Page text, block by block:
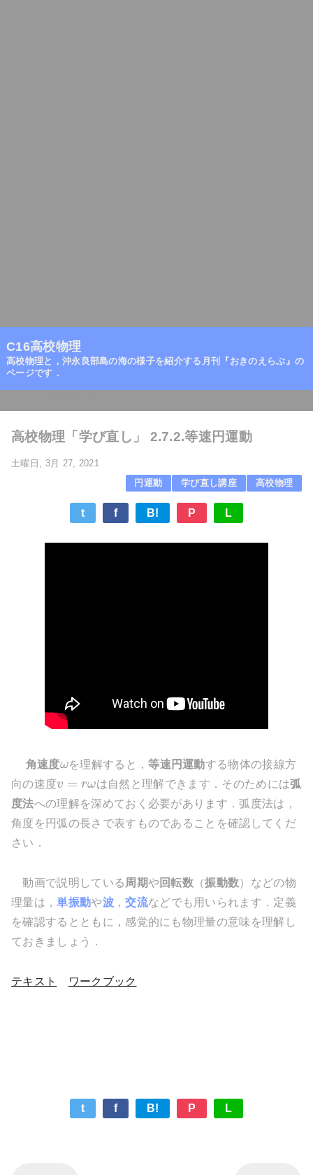
C16高校物理
高校物理と，沖永良部島の海の様子を紹介する月刊『おきのえらぶ』の
ページです．
高校物理「学び直し」 2.7.2.等速円運動
土曜日, 3月 27, 2021
円運動
学び直し講座 高校物理
t f B! P L
角速度ωを理解すると，等速円運動する物体の接線方
向の速度v = rωは自然と理解できます．そのためには弧
度法への理解を深めておく必要があります．弧度法は，
角度を円弧の長さで表すものであることを確認してくだ
さい．
動画で説明している 周期や 回転数 （振動数）などの物
理量は，単振動や波，交流などでも用いられます．定義
を確認するとともに，感覚的にも物理量の意味を理解し
ておきましょう．
テキスト ワークブック
t f B! P L